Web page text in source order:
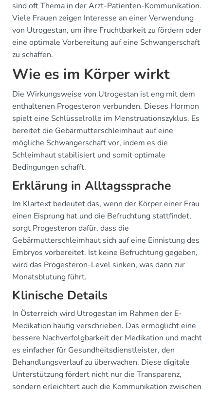
sind oft Thema in der Arzt-Patienten-Kommunikation.
Viele Frauen zeigen Interesse an einer Verwendung
von Utrogestan, um ihre Fruchtbarkeit zu fördern oder
eine optimale Vorbereitung auf eine Schwangerschaft
zu schaffen.
Wie es im Körper wirkt
Die Wirkungsweise von Utrogestan ist eng mit dem
enthaltenen Progesteron verbunden. Dieses Hormon
spielt eine Schlüsselrolle im Menstruationszyklus. Es
bereitet die Gebärmutterschleimhaut auf eine
mögliche Schwangerschaft vor, indem es die
Schleimhaut stabilisiert und somit optimale
Bedingungen schafft.
Erklärung in Alltagssprache
Im Klartext bedeutet das, wenn der Körper einer Frau
einen Eisprung hat und die Befruchtung stattfindet,
sorgt Progesteron dafür, dass die
Gebärmutterschleimhaut sich auf eine Einnistung des
Embryos vorbereitet. Ist keine Befruchtung gegeben,
wird das Progesteron-Level sinken, was dann zur
Monatsblutung führt.
Klinische Details
In Österreich wird Utrogestan im Rahmen der E-
Medikation häufig verschrieben. Das ermöglicht eine
bessere Nachverfolgbarkeit der Medikation und macht
es einfacher für Gesundheitsdienstleister, den
Behandlungsverlauf zu überwachen. Diese digitale
Unterstützung fördert nicht nur die Transparenz,
sondern erleichtert auch die Kommunikation zwischen